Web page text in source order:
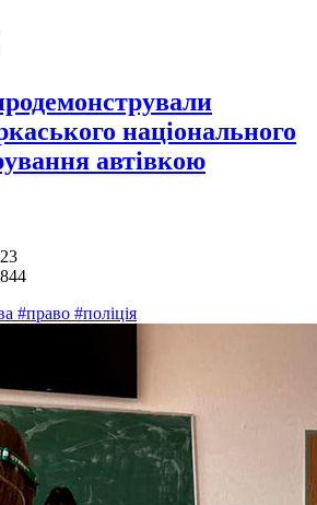
національного
автівкою
#право #поліція